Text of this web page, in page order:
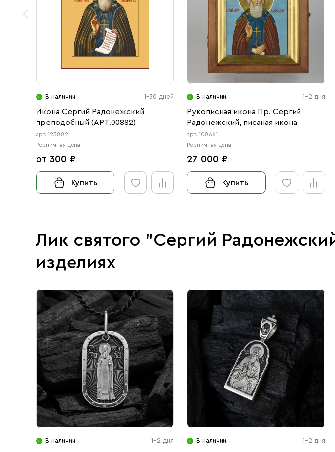
В наличии 1-30 дней
Икона Сергий Радонежский
преподобный (АРТ.00882)
арт. 123882
Розничная цена
от 300 ₽
Купить
В наличии 1-2 дня
Рукописная икона Пр. Сергий
Радонежский, писаная икона
арт. 108661
Розничная цена
27 000 ₽
Купить
Лик святого "Сергий
изделиях
В наличии 1-2 дня В наличии 1-2 дня